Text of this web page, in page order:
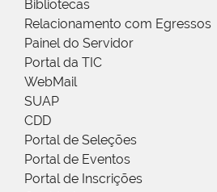
Bibliotecas
Relacionamento com Egressos
Painel do Servidor
Portal da TIC
WebMail
SUAP
CDD
Portal de Seleções
Portal de Eventos
Portal de Inscrições